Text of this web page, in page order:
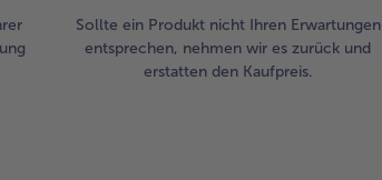
Sollte ein Produkt nicht Ihren Erwartungen
entsprechen, nehmen wir es zurück und
erstatten den Kaufpreis.